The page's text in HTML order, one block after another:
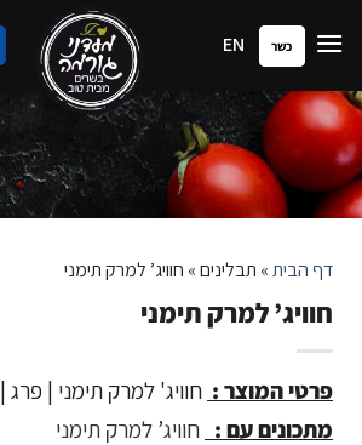
לתוכן
כשר EN
דף הבית» תבלינים» חוויג’ למרק תימני
חוויג’ למרק תימני
פרטי המוצר : חוויג' למרק תימני | פרג | 120 גרם
מתכונים עם : חוויג’ למרק תימני